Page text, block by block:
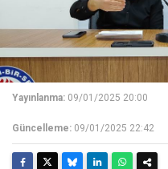
Yayınlanma: 09/01/2025 20:00
Güncelleme: 09/01/2025 22:42